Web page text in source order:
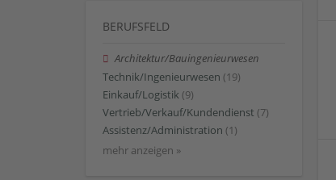
BERUFSFELD
Architektur/Bauingenieurwesen
Technik/Ingenieurwesen (19)
Einkauf/Logistik (9)
Vertrieb/Verkauf/Kundendienst (7)
Assistenz/Administration (1)
mehr anzeigen »